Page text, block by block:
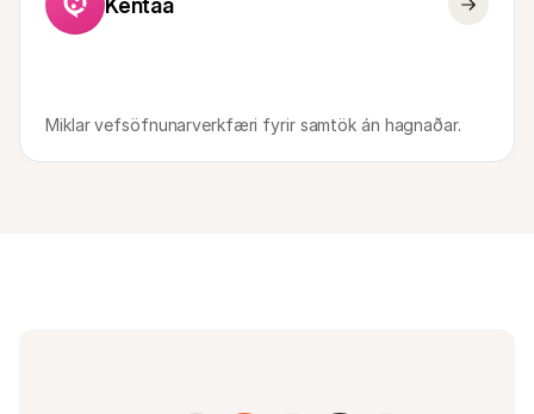
Miklar vefsöfnunarverkfæri fyrir samtök án hagnaðar.
Fyrir kaupendur
Fáðu að vita hvers vegna Mollie er á bankayfirlitinu þínu